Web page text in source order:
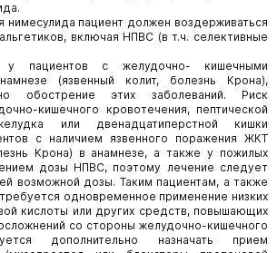
нимесулида пациент должен воздерживаться
включая НПВС (в т.ч. селективные
пациентов с желудочно- кишечными
(язвенный колит, болезнь Крона),
обострение этих заболеваний. Риск
кишечного кровотечения, пептической
или двенадцатиперстной кишки
с наличием язвенного поражения ЖКТ
Крона) в анамнезе, а также у пожилых
дозы НПВС, поэтому лечение следует
возможной дозы. Таким пациентам, а также
одновременное применение низких
кислоты или других средств, повышающих
со стороны желудочно-кишечного
дополнительно назначать прием